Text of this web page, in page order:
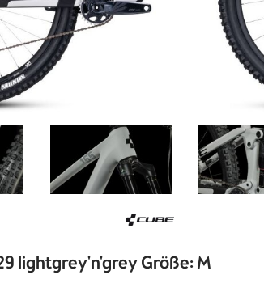
lightgrey'n'grey Größe: M